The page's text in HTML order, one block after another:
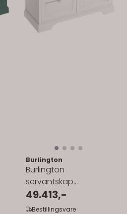
Burlington
Burlington
servantskap
130x55cm med
benkeplate/underlimt
49.413,-
Bestillingsvare